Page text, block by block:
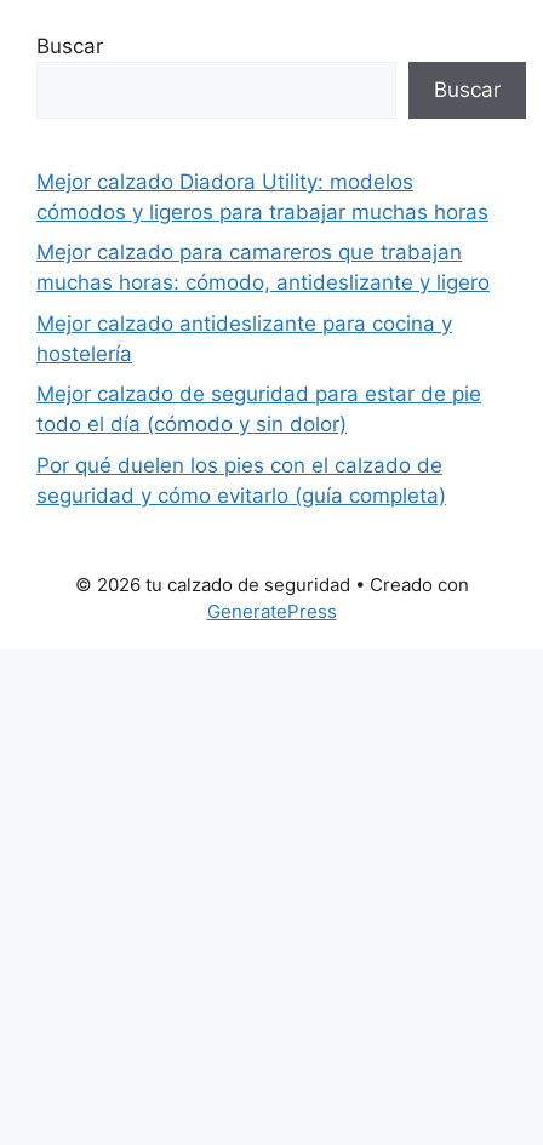
Buscar
Buscar
Mejor calzado Diadora Utility: modelos
cómodos y ligeros para trabajar muchas horas
Mejor calzado para camareros que trabajan
muchas horas: cómodo, antideslizante y ligero
Mejor calzado antideslizante para cocina y
hostelería
Mejor calzado de seguridad para estar de pie
todo el día (cómodo y sin dolor)
Por qué duelen los pies con el calzado de
seguridad y cómo evitarlo (guía completa)
© 2026 tu calzado de seguridad • Creado con
GeneratePress